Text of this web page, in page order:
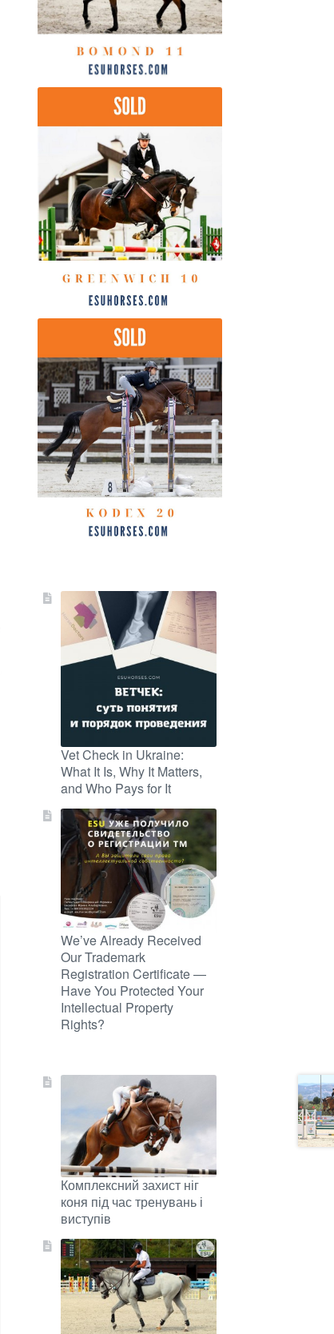
Vet Check in Ukraine:
What It Is, Why It Matters,
and Who Pays for It
We’ve Already Received
Our Trademark
Registration Certificate —
Have You Protected Your
Intellectual Property
Rights?
Комплексний захист ніг
коня під час тренувань і
виступів